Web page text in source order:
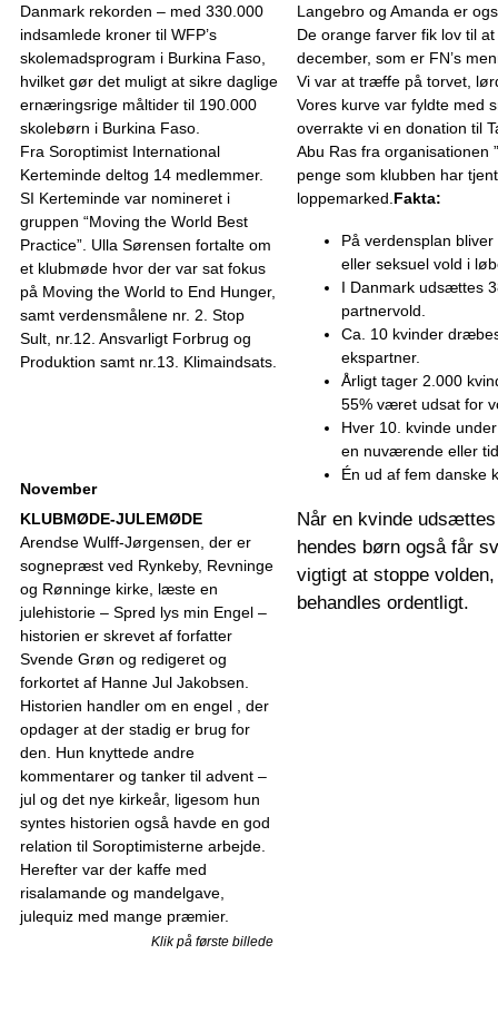
Danmark rekorden – med 330.000
indsamlede kroner til WFP’s
skolemadsprogram i Burkina Faso,
hvilket gør det muligt at sikre daglige
ernæringsrige måltider til 190.000
skolebørn i Burkina Faso.
Fra Soroptimist International
Kerteminde deltog 14 medlemmer.
SI Kerteminde var nomineret i
gruppen “Moving the World Best
Practice”. Ulla Sørensen fortalte om
et klubmøde hvor der var sat fokus
på Moving the World to End Hunger,
samt verdensmålene nr. 2. Stop
Sult, nr.12. Ansvarligt Forbrug og
Produktion samt nr.13. Klimaindsats.
Langebro og Amanda er
De orange farver fik lov til
december, som er FN’s
Vi var at træffe på torvet,
Vores kurve var fyldte med
overrakte vi en donation til
Abu Ras fra organisationen
penge som klubben har
loppemarked. Fakta:
På verdensplan
eller seksuel vold i
I Danmark udsættes
partnervold.
Ca. 10 kvinder
ekspartner.
Årligt tager 2.000
55% været udsat for
Hver 10. kvinde
en nuværende eller
Én ud af fem danske
Når en kvinde
hendes børn også får
vigtigt at stoppe
behandles ordentligt.
November
KLUBMØDE-JULEMØDE
Arendse Wulff-Jørgensen, der er
sognepræst ved Rynkeby, Revninge
og Rønninge kirke, læste en
julehistorie – Spred lys min Engel –
historien er skrevet af forfatter
Svende Grøn og redigeret og
forkortet af Hanne Jul Jakobsen.
Historien handler om en engel , der
opdager at der stadig er brug for
den. Hun knyttede andre
kommentarer og tanker til advent –
jul og det nye kirkeår, ligesom hun
syntes historien også havde en god
relation til Soroptimisterne arbejde.
Herefter var der kaffe med
risalamande og mandelgave,
julequiz med mange præmier.
Klik på første billede